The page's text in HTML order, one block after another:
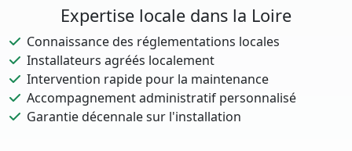
Expertise locale dans la Loire
Connaissance des réglementations locales
Installateurs agréés localement
Intervention rapide pour la maintenance
Accompagnement administratif personnalisé
Garantie décennale sur l'installation